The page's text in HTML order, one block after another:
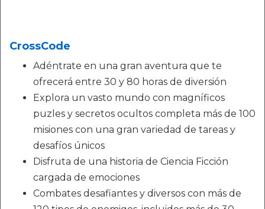
CrossCode
Adéntrate en una gran aventura que te
ofrecerá entre 30 y 80 horas de diversión
Explora un vasto mundo con magníficos
puzles y secretos ocultos completa más de 100
misiones con una gran variedad de tareas y
desafíos únicos
Disfruta de una historia de Ciencia Ficción
cargada de emociones
Combates desafiantes y diversos con más de